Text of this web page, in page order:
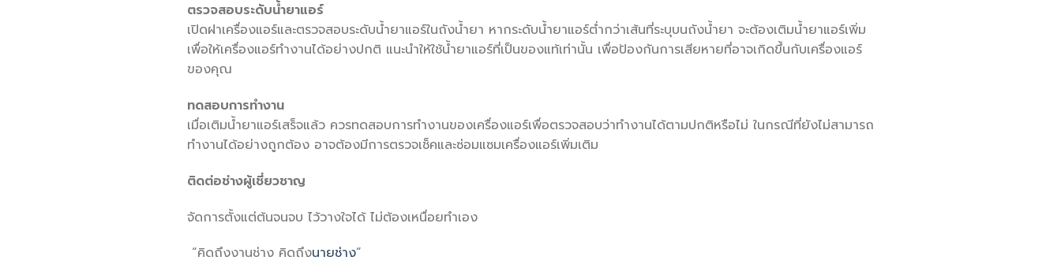
ตรวจสอบระดับน้ำยาแอร์
เปิดฝาเครื่องแอร์และตรวจสอบระดับน้ำยาแอร์ในถังน้ำยา หากระดับน้ำยาแอร์ต่ำกว่าเส้นที่ระบุบนถังน้ำยา จะต้องเติมน้ำยาแอร์เพิ่ม
เพื่อให้เครื่องแอร์ทำงานได้อย่างปกติ แนะนำให้ใช้น้ำยาแอร์ที่เป็นของแท้เท่านั้น เพื่อป้องกันการเสียหายที่อาจเกิดขึ้นกับเครื่องแอร์
ของคุณ
ทดสอบการทำงาน
เมื่อเติมน้ำยาแอร์เสร็จแล้ว ควรทดสอบการทำงานของเครื่องแอร์เพื่อตรวจสอบว่าทำงานได้ตามปกติหรือไม่ ในกรณีที่ยังไม่สามารถ
ทำงานได้อย่างถูกต้อง อาจต้องมีการตรวจเช็คและซ่อมแซมเครื่องแอร์เพิ่มเติม
ติดต่อช่างผู้เชี่ยวชาญ
จัดการตั้งแต่ต้นจนจบ ไว้วางใจได้ ไม่ต้องเหนื่อยทำเอง
“คิดถึงงานช่าง คิดถึงนายช่าง”